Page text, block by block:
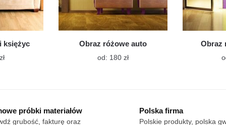
księżyc
złTen
Opcje
Obraz różowe auto
od: 180 złTen
Opcje
Obraz
próbki materiałów
grubość, fakturę oraz
Polska firma
Polskie produkty, polska